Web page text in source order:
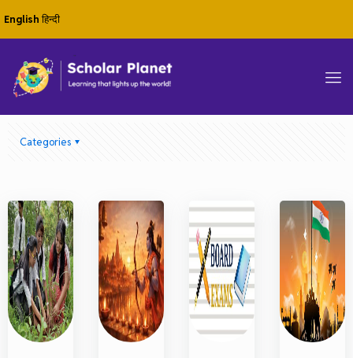
English हिन्दी
Categories